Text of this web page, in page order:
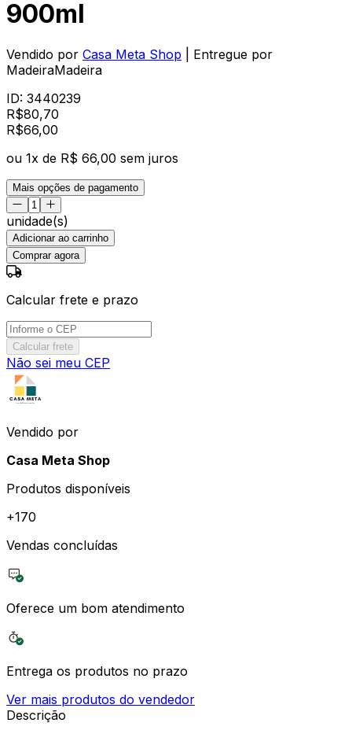
900ml
Vendido por Casa Meta Shop
| Entregue por
MadeiraMadeira
ID: 3440239
R$80,70
R$66,00
ou 1x de R$ 66,00 sem juros
Mais opções de pagamento
unidade(s)
Adicionar ao carrinho
Comprar agora
Calcular frete e prazo
Calcular frete
Não sei meu CEP
Vendido por
Casa Meta Shop
Produtos disponíveis
+170
Vendas concluídas
Oferece um bom atendimento
Entrega os produtos no prazo
Ver mais produtos do vendedor
Descrição